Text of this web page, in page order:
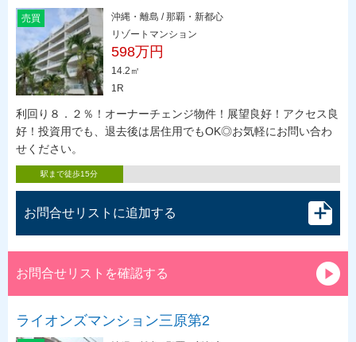
売買
沖縄・離島 / 那覇・新都心
リゾートマンション
598万円
14.2㎡
1R
利回り８．２％！オーナーチェンジ物件！展望良好！アクセス良
好！投資用でも、退去後は居住用でもOK◎お気軽にお問い合わ
せください。
駅まで徒歩15分
お問合せリストに追加する
お問合せリストを確認する
ライオンズマンション三原第2